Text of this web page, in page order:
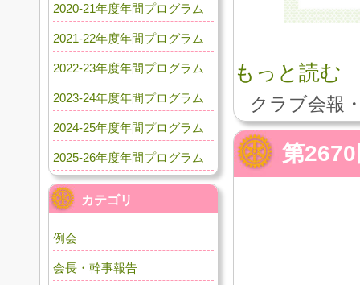
もっと読む
クラブ会報
第
2020-21年度年間プログラム
2021-22年度年間プログラム
2022-23年度年間プログラム
2023-24年度年間プログラム
2024-25年度年間プログラム
2025-26年度年間プログラム
カテゴリ
例会
会長・幹事報告